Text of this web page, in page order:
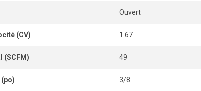
Ouvert
(CV) 1.67
(SCFM) 49
3/8